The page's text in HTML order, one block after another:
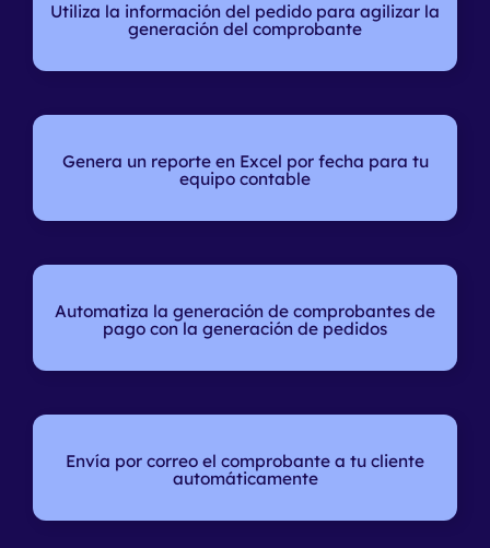
Utiliza la información del pedido para agilizar la
generación del comprobante
Genera un reporte en Excel por fecha para tu
equipo contable
Automatiza la generación de comprobantes de
pago con la generación de pedidos
Envía por correo el comprobante a tu cliente
automáticamente